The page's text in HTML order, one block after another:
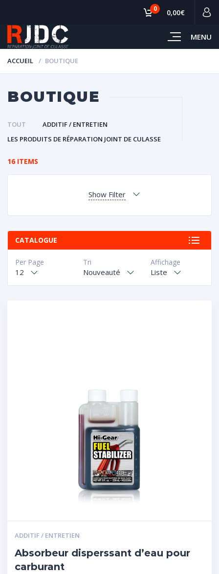
MENU
0 0,00€
ACCUEIL BOUTIQUE
BOUTIQUE
TOUT
ADDITIF / ENTRETIEN
LES PRODUITS DE RÉPARATION JOINT DE CULASSE
16 ITEMS
Show Filter
CATALOGUE
Affichage
Liste
Tri
Nouveauté
Per Page
12
ADDITIF / ENTRETIEN
Absorbeur disperssant d’eau pour
carburant